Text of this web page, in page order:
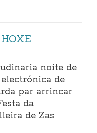
noite de
de
par arrincar
da
de Zas